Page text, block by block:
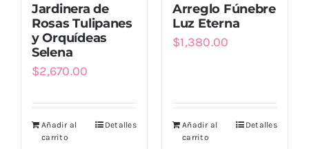
Jardinera de
Rosas Tulipanes
y Orquídeas
Selena
$2,670.00
Añadir al
carrito
Detalles
Arreglo Fúnebre
Luz Eterna
$1,380.00
Añadir al
carrito
Detalles